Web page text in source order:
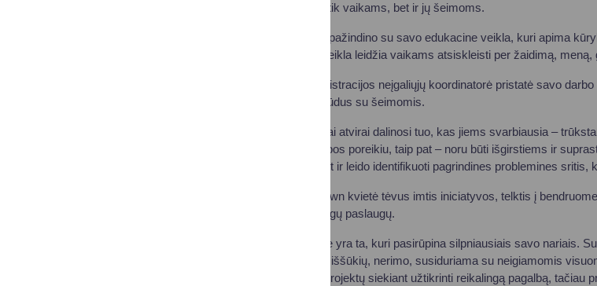
pagalbos įrankiu ne tik vaikams, bet ir jų šeimoms.
MB „Labastogiai“ supažindino su savo edukacine veikla, kuri apima
terapinio pobūdžio veikla leidžia vaikams atsiskleisti per žaidimą,
Savivaldybės administracijos neįgaliųjų koordinatorė pristatė savo
bendradarbiavimo būdus su šeimomis.
Diskusijos metu tėvai atvirai dalinosi tuo, kas jiems svarbiausia –
prieinamumu, pagalbos poreikiu, taip pat – noru būti išgirstiems ir
galimybių langus, bet ir leido identifikuoti pagrindines problemines
Vicemerė Diana Brown kvietė tėvus imtis iniciatyvos, telktis į
siūlymus dėl reikalingų paslaugų.
„Stipri bendruomenė yra ta, kuri pasirūpina silpniausiais savo nariais.
vaikus gali kilti daug iššūkių, nerimo, susiduriama su neigiamomis
vykdoma nemažai projektų siekiant užtikrinti reikalingą pagalbą, tačiau